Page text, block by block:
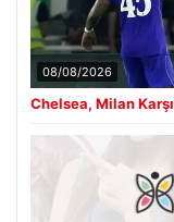
08/08/2026
Chelsea, Milan